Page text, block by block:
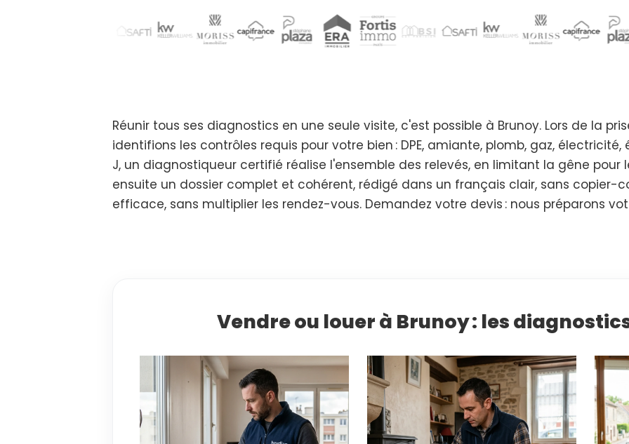
Réunir tous ses diagnostics en une seule visite, c'est possible à Brunoy. Lors de la
identifions les contrôles requis pour votre bien : DPE, amiante, plomb, gaz,
J, un diagnostiqueur certifié réalise l'ensemble des relevés, en limitant la gêne pour
ensuite un dossier complet et cohérent, rédigé dans un français clair, sans copier-
efficace, sans multiplier les rendez-vous. Demandez votre devis : nous préparons
Vendre ou louer à Brunoy : les